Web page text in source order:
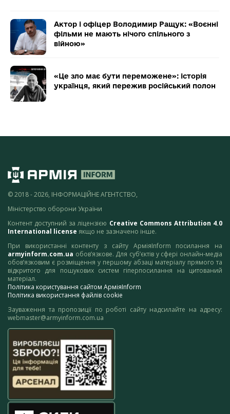
Актор і офіцер Володимир Ращук: «Воєнні
фільми не мають нічого спільного з
війною»
«Це зло має бути переможене»: історія
українця, який пережив російський полон
© 2018 - 2026, ІНФОРМАЦІЙНЕ АГЕНТСТВО,
Міністерство оборони України
Контент доступний за ліцензією Creative Commons Attribution 4.0
International license якщо не зазначено інше.
При використанні контенту з сайту АрміяInform посилання на
armyinform.com.ua обов’язкове. Для суб’єктів у сфері онлайн-медіа
обов’язковим є розміщення у першому абзаці матеріалу прямого та
відкритого для пошукових систем гіперпосилання на цитований
матеріал.
Політика користування сайтом АрміяInform
Політика використання файлів cookie
Зауваження та пропозиції по роботі сайту надсилайте на адресу:
webmaster@armyinform.com.ua